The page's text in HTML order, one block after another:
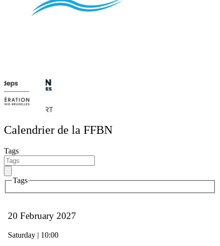
Calendrier de la FFBN
Tags
Tags
20 February 2027
Saturday | 10:00